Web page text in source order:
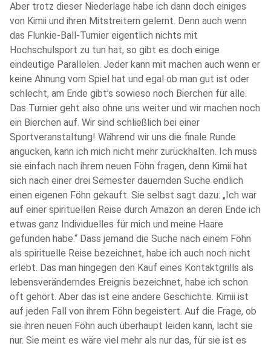
Aber trotz dieser Niederlage habe ich dann doch einiges
von Kimii und ihren Mitstreitern gelernt. Denn auch wenn
das Flunkie-Ball-Turnier eigentlich nichts mit
Hochschulsport zu tun hat, so gibt es doch einige
eindeutige Parallelen. Jeder kann mit machen auch wenn er
keine Ahnung vom Spiel hat und egal ob man gut ist oder
schlecht, am Ende gibt’s sowieso noch Bierchen für alle.
Das Turnier geht also ohne uns weiter und wir machen noch
ein Bierchen auf. Wir sind schließlich bei einer
Sportveranstaltung! Während wir uns die finale Runde
angucken, kann ich mich nicht mehr zurückhalten. Ich muss
sie einfach nach ihrem neuen Föhn fragen, denn Kimii hat
sich nach einer drei Semester dauernden Suche endlich
einen eigenen Föhn gekauft. Sie selbst sagt dazu: „Ich war
auf einer spirituellen Reise durch Amazon an deren Ende ich
etwas ganz Individuelles für mich und meine Haare
gefunden habe.“ Dass jemand die Suche nach einem Föhn
als spirituelle Reise bezeichnet, habe ich auch noch nicht
erlebt. Das man hingegen den Kauf eines Kontaktgrills als
lebensveränderndes Ereignis bezeichnet, habe ich schon
oft gehört. Aber das ist eine andere Geschichte. Kimii ist
auf jeden Fall von ihrem Föhn begeistert. Auf die Frage, ob
sie ihren neuen Föhn auch überhaupt leiden kann, lacht sie
nur. Sie meint es wäre viel mehr als nur das, für sie ist es